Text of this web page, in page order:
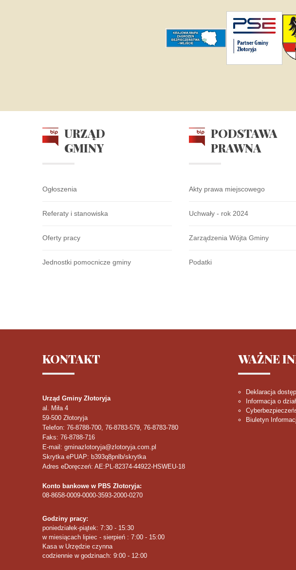
URZĄD
GMINY
Ogłoszenia
Referaty i stanowiska
Oferty pracy
Jednostki pomocnicze gminy
PODSTAWA
PRAWNA
Akty prawa miejscowego
Uchwały - rok 2024
Zarządzenia Wójta Gminy
Podatki
KONTAKT
Urząd Gminy Złotoryja
al. Miła 4
59-500 Złotoryja
Telefon: 76-8788-700, 76-8783-579, 76-8783-780
Faks: 76-8788-716
E-mail: gminazlotoryja@zlotoryja.com.pl
Skrytka ePUAP: b393q8pnlb/skrytka
Adres eDoręczeń: AE:PL-82374-44922-HSWEU-18
Konto bankowe w PBS Złotoryja:
08-8658-0009-0000-3593-2000-0270
Godziny pracy:
poniedziałek-piątek: 7:30 - 15:30
w miesiącach lipiec - sierpień : 7:00 - 15:00
Kasa w Urzędzie czynna
codziennie w godzinach: 9:00 - 12:00
WAŻNE
Deklaracja
Informacja o
Biuletyn